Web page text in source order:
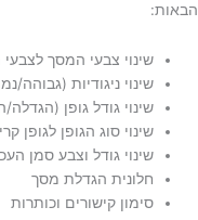
הבאות:
שינוי צבעי המסך לצבעי
שינוי ניגודיות (גבוהה/
שינוי גודל גופן
שינוי סוג הגופן לגופן
שינוי גודל וצבע סמן
חלונית הגדלת מסך
סימון קישורים וכותרות